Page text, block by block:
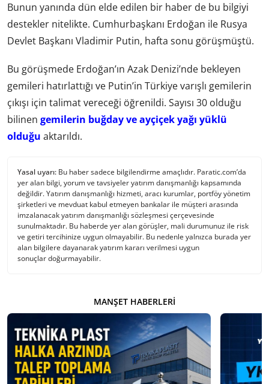
Bunun yanında dün elde edilen bir haber de bu bilgiyi
destekler nitelikte. Cumhurbaşkanı Erdoğan ile Rusya
Devlet Başkanı Vladimir Putin, hafta sonu görüşmüştü.
Bu görüşmede Erdoğan’ın Azak Denizi’nde bekleyen
gemileri hatırlattığı ve Putin’in Türkiye varışlı gemilerin
çıkışı için talimat vereceği öğrenildi. Sayısı 30 olduğu
bilinen gemilerin buğday ve ayçiçek yağı yüklü
olduğu aktarıldı.
Yasal uyarı: Bu haber sadece bilgilendirme amaçlıdır. Paratic.com’da
yer alan bilgi, yorum ve tavsiyeler yatırım danışmanlığı kapsamında
değildir. Yatırım danışmanlığı hizmeti, aracı kurumlar, portföy yönetim
şirketleri ve mevduat kabul etmeyen bankalar ile müşteri arasında
imzalanacak yatırım danışmanlığı sözleşmesi çerçevesinde
sunulmaktadır. Bu haberde yer alan görüşler, mali durumunuz ile risk
ve getiri tercihinize uygun olmayabilir. Bu nedenle yalnızca burada yer
alan bilgilere dayanarak yatırım kararı verilmesi uygun
sonuçlar doğurmayabilir.
MANŞET HABERLERI